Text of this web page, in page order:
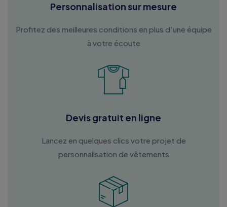
Personnalisation sur mesure
Profitez des meilleures conditions en plus d'une équipe
à votre écoute
Devis gratuit en ligne
Lancez en quelques clics votre projet de
personnalisation de vêtements